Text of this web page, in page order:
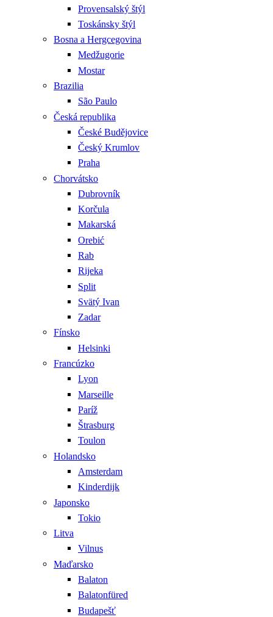
Provensalský štýl
Toskánsky štýl
Bosna a Hergcegovina
Medžugorie
Mostar
Brazilia
São Paulo
Česká republika
České Budějovice
Český Krumlov
Praha
Chorvátsko
Dubrovník
Korčula
Makarská
Orebić
Rab
Rijeka
Split
Svätý Ivan
Zadar
Fínsko
Helsinki
Francúzko
Lyon
Marseille
Paríž
Štrasburg
Toulon
Holandsko
Amsterdam
Kinderdijk
Japonsko
Tokio
Litva
Vilnus
Maďarsko
Balaton
Balatonfüred
Budapešť